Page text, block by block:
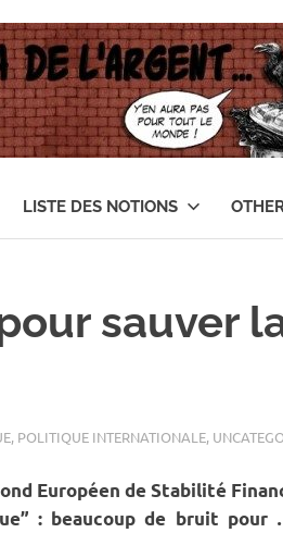
LISTE DES NOTIONS
sauver
, POLITIQUE INTERNATIONALE,
Européen de Stabilité
: beaucoup de bruit